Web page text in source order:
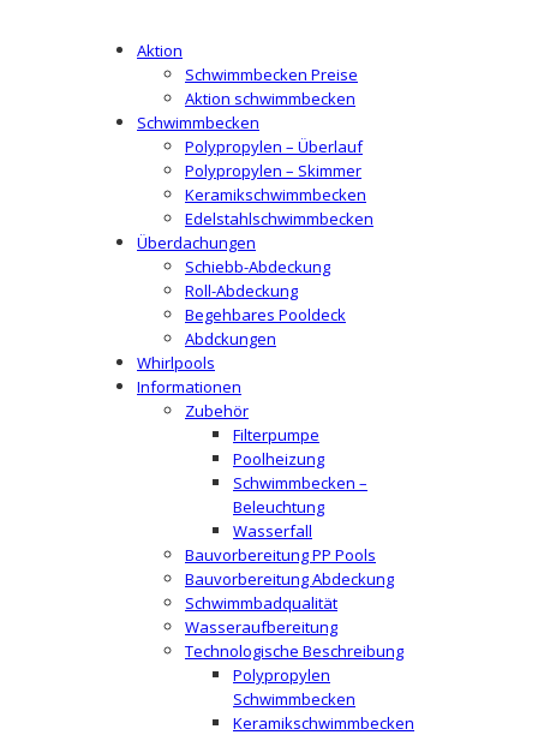
Aktion
Schwimmbecken Preise
Aktion schwimmbecken
Schwimmbecken
Polypropylen – Überlauf
Polypropylen – Skimmer
Keramikschwimmbecken
Edelstahlschwimmbecken
Überdachungen
Schiebb-Abdeckung
Roll-Abdeckung
Begehbares Pooldeck
Abdckungen
Whirlpools
Informationen
Zubehör
Filterpumpe
Poolheizung
Schwimmbecken –
Beleuchtung
Wasserfall
Bauvorbereitung PP Pools
Bauvorbereitung Abdeckung
Schwimmbadqualität
Wasseraufbereitung
Technologische Beschreibung
Polypropylen
Schwimmbecken
Keramikschwimmbecken